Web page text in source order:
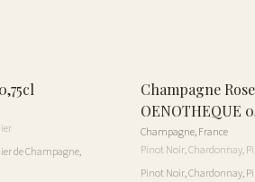
de Champagne,
Champagne
OENOTHEQUE
Champagne,France
Pinot Noir, Chardonnay,
Pinot Noir, Chardonnay,